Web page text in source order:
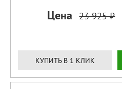
Цена 23 925 ₽
КУПИТЬ В 1 КЛИК